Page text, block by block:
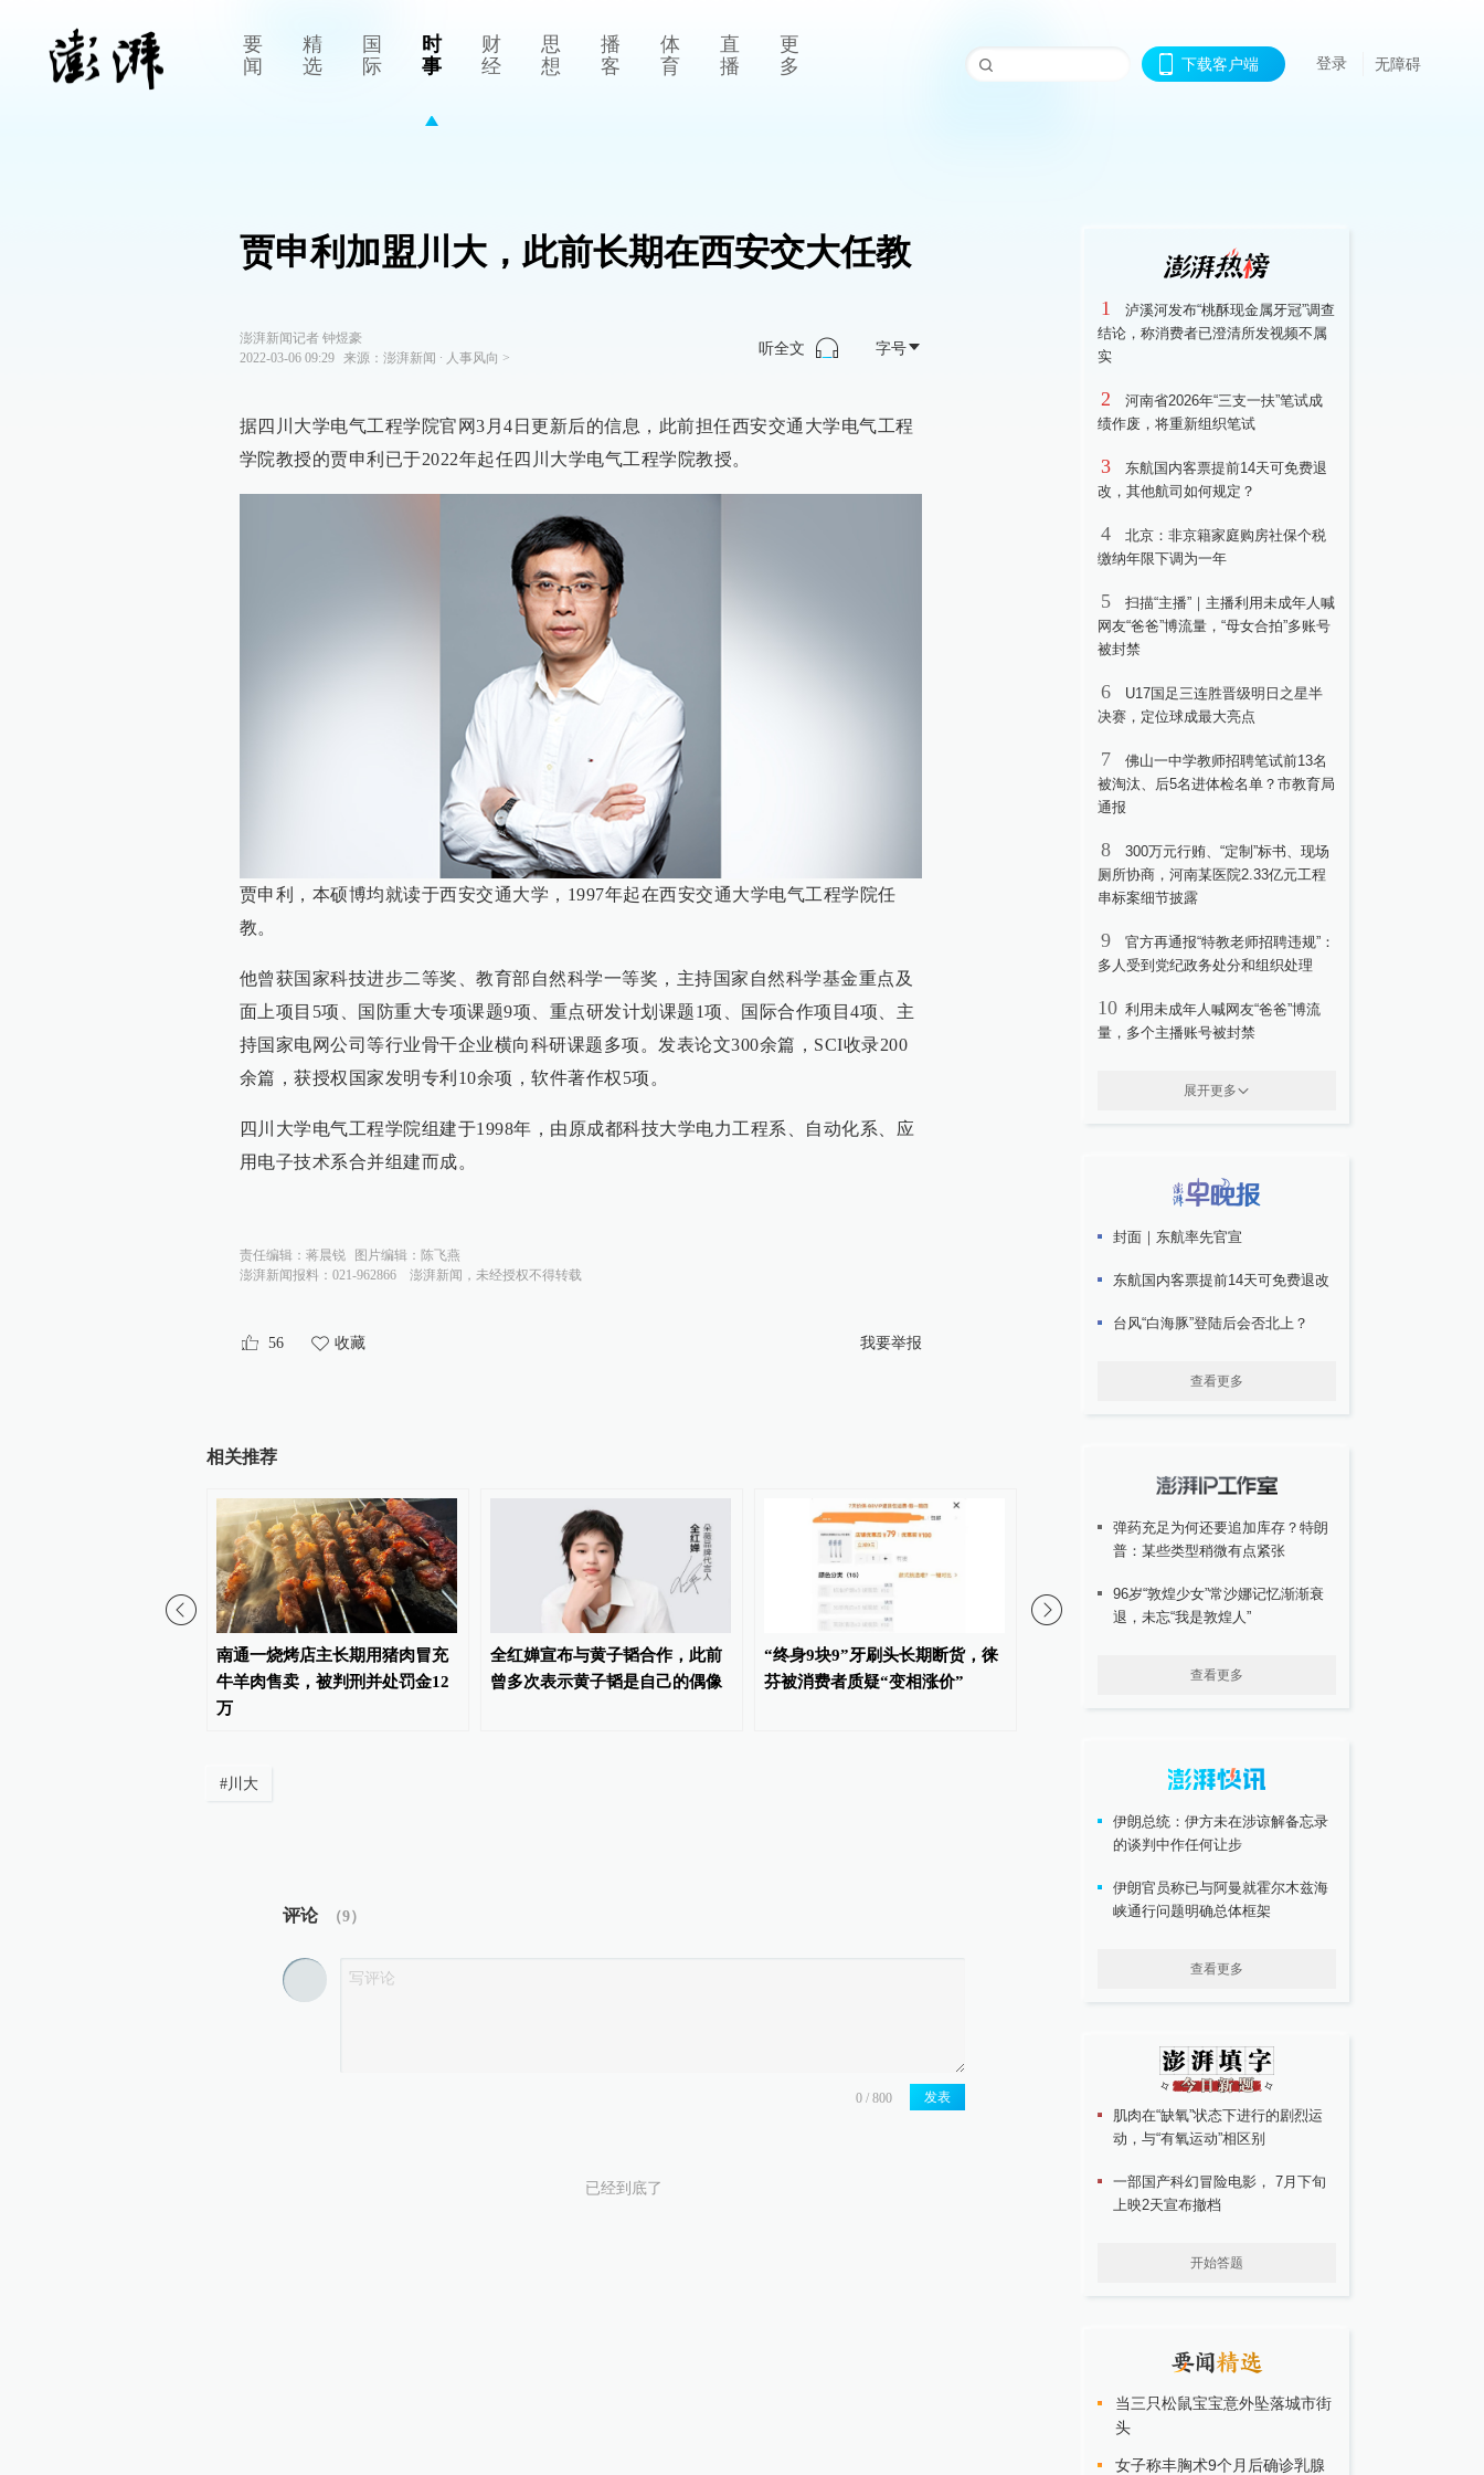
要
闻
精
选
国
际
时
事
财
经
思
想
播
客
体
育
直
播
更
多
下载客户端 登录 无障碍
贾申利加盟川大，此前长期在西安交大任教
澎湃新闻记者 钟煜豪
2022-03-06 09:29
来源： 澎湃新闻 ∙ 人事风向 >
听全文 字号
据四川大学电气工程学院官网3月4日更新后的信息，此前担任西安交通大学电气工程
学院教授的贾申利已于2022年起任四川大学电气工程学院教授。
贾申利，本硕博均就读于西安交通大学，1997年起在西安交通大学电气工程学院任
教。
他曾获国家科技进步二等奖、教育部自然科学一等奖，主持国家自然科学基金重点及
面上项目5项、国防重大专项课题9项、重点研发计划课题1项、国际合作项目4项、主
持国家电网公司等行业骨干企业横向科研课题多项。发表论文300余篇，SCI收录200
余篇，获授权国家发明专利10余项，软件著作权5项。
四川大学电气工程学院组建于1998年，由原成都科技大学电力工程系、自动化系、应
用电子技术系合并组建而成。
责任编辑： 蒋晨锐 图片编辑： 陈飞燕
澎湃新闻报料：021-962866
澎湃新闻，未经授权不得转载
56 收藏 我要举报
相关推荐
南通一烧烤店主长期用猪肉冒充
牛羊肉售卖，被判刑并处罚金12
万
全红婵宣布与黄子韬合作，此前
曾多次表示黄子韬是自己的偶像
“终身9块9”牙刷头长期断货，徕
芬被消费者质疑“变相涨价”
#川大
评论 （9）
发表
已经到底了
1
泸溪河发布“桃酥现金属牙冠”调查
结论，称消费者已澄清所发视频不属
实
2
河南省2026年“三支一扶”笔试成
绩作废，将重新组织笔试
3
东航国内客票提前14天可免费退
改，其他航司如何规定？
4
北京：非京籍家庭购房社保个税
缴纳年限下调为一年
5
扫描“主播”｜主播利用未成年人喊
网友“爸爸”博流量，“母女合拍”多账号
被封禁
6
U17国足三连胜晋级明日之星半
决赛，定位球成最大亮点
7
佛山一中学教师招聘笔试前13名
被淘汰、后5名进体检名单？市教育局
通报
8
300万元行贿、“定制”标书、现场
厕所协商，河南某医院2.33亿元工程
串标案细节披露
9
官方再通报“特教老师招聘违规”：
多人受到党纪政务处分和组织处理
10 利用未成年人喊网友“爸爸”博流
量，多个主播账号被封禁
展开更多
封面｜东航率先官宣
东航国内客票提前14天可免费退改
台风“白海豚”登陆后会否北上？
查看更多
弹药充足为何还要追加库存？特朗
普：某些类型稍微有点紧张
96岁“敦煌少女”常沙娜记忆渐渐衰
退，未忘“我是敦煌人”
查看更多
伊朗总统：伊方未在涉谅解备忘录
的谈判中作任何让步
伊朗官员称已与阿曼就霍尔木兹海
峡通行问题明确总体框架
查看更多
肌肉在“缺氧”状态下进行的剧烈运
动，与“有氧运动”相区别
一部国产科幻冒险电影， 7月下旬
上映2天宣布撤档
开始答题
当三只松鼠宝宝意外坠落城市街
头
女子称丰胸术9个月后确诊乳腺